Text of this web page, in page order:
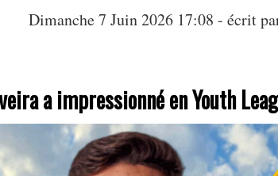
Dimanche 7 Juin 2026 17:08 - écrit
a impressionné en Youth